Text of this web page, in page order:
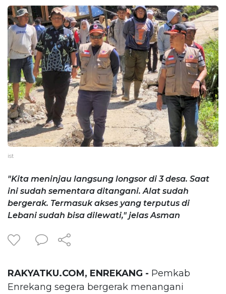
ist
"Kita meninjau langsung longsor di 3 desa. Saat
ini sudah sementara ditangani. Alat sudah
bergerak. Termasuk akses yang terputus di
Lebani sudah bisa dilewati," jelas Asman
RAKYATKU.COM, ENREKANG - Pemkab
Enrekang segera bergerak menangani